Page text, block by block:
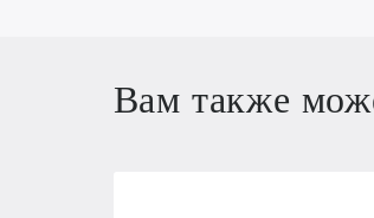
Вам также